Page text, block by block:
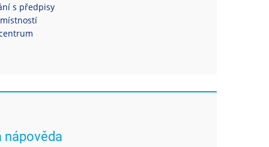
s předpisy
nápověda